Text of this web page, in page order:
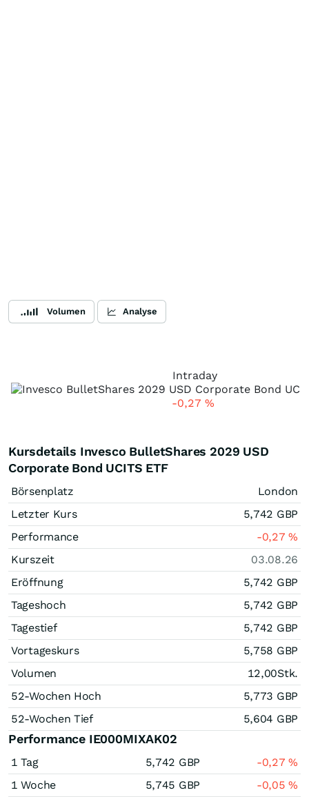
Volumen Analyse
Intraday
-0,27 %
Kursdetails Invesco BulletShares 2029 USD
Corporate Bond UCITS ETF
Börsenplatz
London
Letzter Kurs
5,742 GBP
Performance
-0,27%
Kurszeit
03.08.26
Eröffnung
5,742 GBP
Tageshoch
5,742 GBP
Tagestief
5,742 GBP
Vortageskurs
5,758 GBP
Volumen
12,00Stk.
52-Wochen Hoch
5,773 GBP
52-Wochen Tief
5,604 GBP
Performance IE000MIXAK02
1 Tag 5,742 GBP -0,27%
1 Woche
5,745 GBP -0,05%